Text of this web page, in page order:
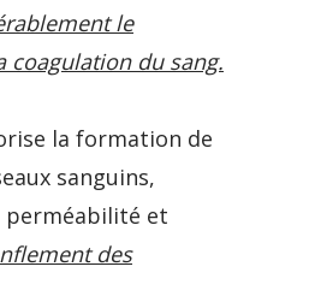
le
coagulation du sang.
la formation de
sanguins,
et
des